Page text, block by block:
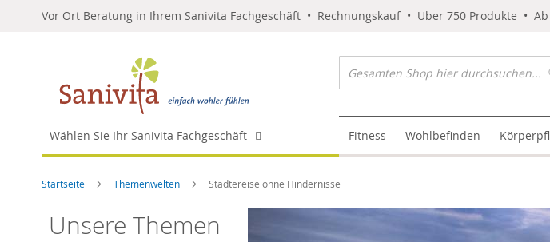
Vor Ort Beratung in Ihrem Sanivita Fachgeschäft • Rechnungskauf • Über 750 Produkte •
Wählen Sie Ihr Sanivita Fachgeschäft Fitness Wohlbefinden
Startseite Themenwelten Städtereise ohne Hindernisse
Unsere Themen